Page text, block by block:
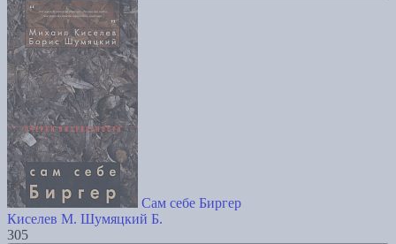
Сам себе Биргер
Киселев М. Шумяцкий Б.
305